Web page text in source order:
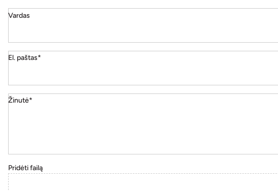
Vardas
El. paštas*
Žinutė*
Pridėti failą